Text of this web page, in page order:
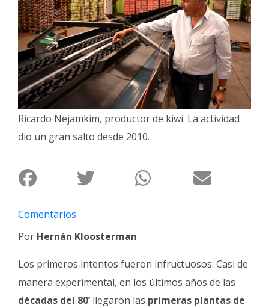
Arte
y
Espectáculos
Policiales
Cartelera
Fotos
de
Familia
Fúnebres
Ricardo Nejamkim, productor de kiwi. La actividad
dio un gran salto desde 2010.
Comentarios
Por Hernán Kloosterman
Los primeros intentos fueron infructuosos. Casi de
manera experimental, en los últimos años de las
décadas del 80’llegaron las primeras plantas de